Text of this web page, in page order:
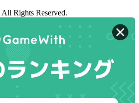
All Rights Reserved.